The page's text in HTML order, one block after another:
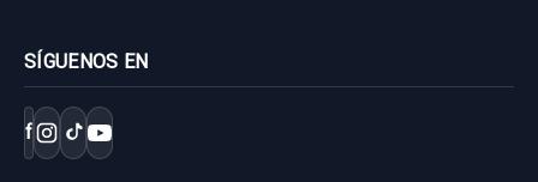
SÍGUENOS EN
f